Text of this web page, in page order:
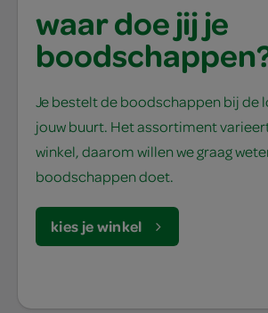
waar doe jij je
Je bestelt de boodschappen bij de
jouw buurt. Het assortiment varieert
winkel, daarom willen we graag
boodschappen doet.
kies je winkel